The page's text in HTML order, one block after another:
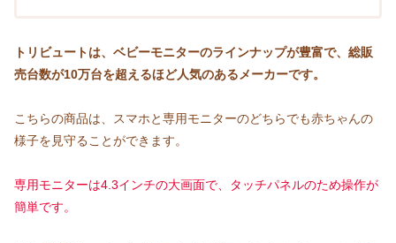
トリビュートは、 ベビーモニターのラインナップが豊富で、総販
売台数が10万台を超えるほど人気のあるメーカーです。
こちらの商品は、スマホと専用モニターのどちらでも赤ちゃんの
様子を見守ることができます。
専用モニターは4.3インチの大画面で、タッチパネルのため操作が
簡単です。